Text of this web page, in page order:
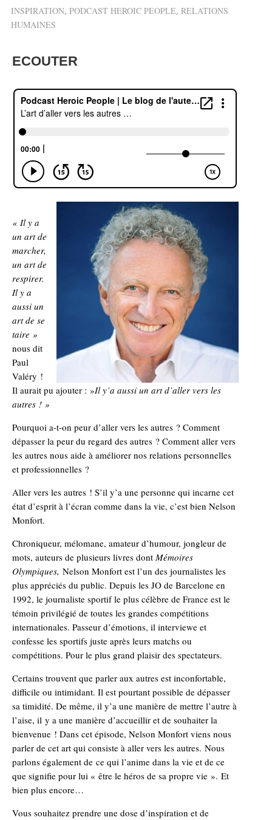
INSPIRATION,PODCAST HEROIC PEOPLE,RELATIONS
HUMAINES
ECOUTER
« Il y a
un art de
marcher,
un art de
respirer.
Il y a
aussi un
art de se
taire »
nous dit
Paul
Valéry !
Il aurait pu ajouter : »Il y’a aussi un art d’aller vers les
autres ! »
Pourquoi a-t-on peur d’aller vers les autres ? Comment
dépasser la peur du regard des autres ? Comment aller vers
les autres nous aide à améliorer nos relations personnelles
et professionnelles ?
Aller vers les autres ! S’il y’a une personne qui incarne cet
état d’esprit à l’écran comme dans la vie, c’est bien Nelson
Monfort.
Chroniqueur, mélomane, amateur d’humour, jongleur de
mots, auteurs de plusieurs livres dontMémoires
Olympiques, Nelson Monfort est l’un des journalistes les
plus appréciés du public. Depuis les JO de Barcelone en
1992, le journaliste sportif le plus célèbre de France est le
témoin privilégié de toutes les grandes compétitions
internationales. Passeur d’émotions, il interviewe et
confesse les sportifs juste après leurs matchs ou
compétitions. Pour le plus grand plaisir des spectateurs.
Certains trouvent que parler aux autres est inconfortable,
difficile ou intimidant. Il est pourtant possible de dépasser
sa timidité. De même, il y’a une manière de mettre l’autre à
l’aise, il y a une manière d’accueillir et de souhaiter la
bienvenue ! Dans cet épisode, Nelson Monfort viens nous
parler de cet art qui consiste à aller vers les autres. Nous
parlons également de ce qui l’anime dans la vie et de ce
que signifie pour lui « être le héros de sa propre vie ». Et
bien plus encore…
Vous souhaitez prendre une dose d’inspiration et de